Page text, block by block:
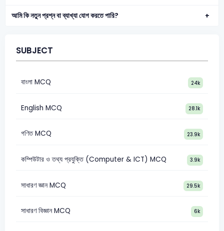
আমি কি নতুন প্রশ্ন বা ব্যাখ্যা যোগ করতে পারি?
SUBJECT
বাংলা MCQ 24k
English MCQ 28.1k
গণিত MCQ 23.9k
কম্পিউটার ও তথ্য প্রযুক্তি (Computer & ICT) MCQ 3.9k
সাধারণ জ্ঞান MCQ 29.5k
সাধারণ বিজ্ঞান MCQ 6k